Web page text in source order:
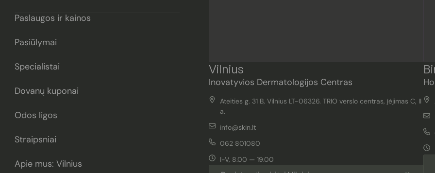
Paslaugos ir kainos
Pasiūlymai
Specialistai
Dovanų kuponai
Odos ligos
Straipsniai
Apie mus: Vilnius
Vilnius
Inovatyvios Dermatologijos Centras
Ateities g. 31 B, Vilnius LT-06326. TRIO verslo centras, įėjimas C, II
a.
info@skin.lt
062 801080
I-V, 8.00 — 19.00